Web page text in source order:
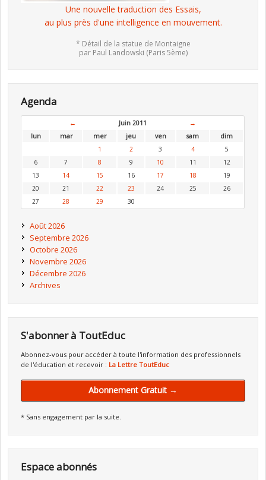
Une nouvelle traduction des Essais,
au plus près d'une intelligence en mouvement.
* Détail de la statue de Montaigne
par Paul Landowski (Paris 5ème)
Agenda
← Juin 2011
→
lun
mar mer jeu ven sam
dim
1
2 3 4
5
6
7 8 9 10 11
12
13
14 15 16 17 18
19
20
21 22 23 24 25
26
27
28 29 30
Août 2026
Septembre 2026
Octobre 2026
Novembre 2026
Décembre 2026
Archives
S'abonner à ToutEduc
Abonnez-vous pour accéder à toute l'information des professionnels
de l'éducation et recevoir : La Lettre ToutEduc
Abonnement Gratuit →
* Sans engagement par la suite.
Espace abonnés